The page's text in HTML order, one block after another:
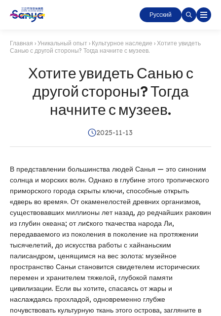
Русский
Главная › Уникальный опыт › Культурное наследие › Хотите увидеть
Санью с другой стороны? Тогда начните с музеев.
Хотите увидеть Санью с
другой стороны? Тогда
начните с музеев.
2025-11-13
В представлении большинства людей Санья — это синоним
солнца и морских волн. Однако в глубине этого тропического
приморского города скрыты ключи, способные открыть
«дверь во время». От окаменелостей древних организмов,
существовавших миллионы лет назад, до редчайших раковин
из глубин океана; от лиcкого ткачества народа Ли,
передаваемого из поколения в поколение на протяжении
тысячелетий, до искусства работы с хайнаньским
палисандром, ценящимся на вес золота: музейное
пространство Саньи становится свидетелем исторических
перемен и хранителем тяжелой, глубокой памяти
цивилизации. Если вы хотите, спасаясь от жары и
наслаждаясь прохладой, одновременно глубже
почувствовать культурную ткань этого острова, загляните в